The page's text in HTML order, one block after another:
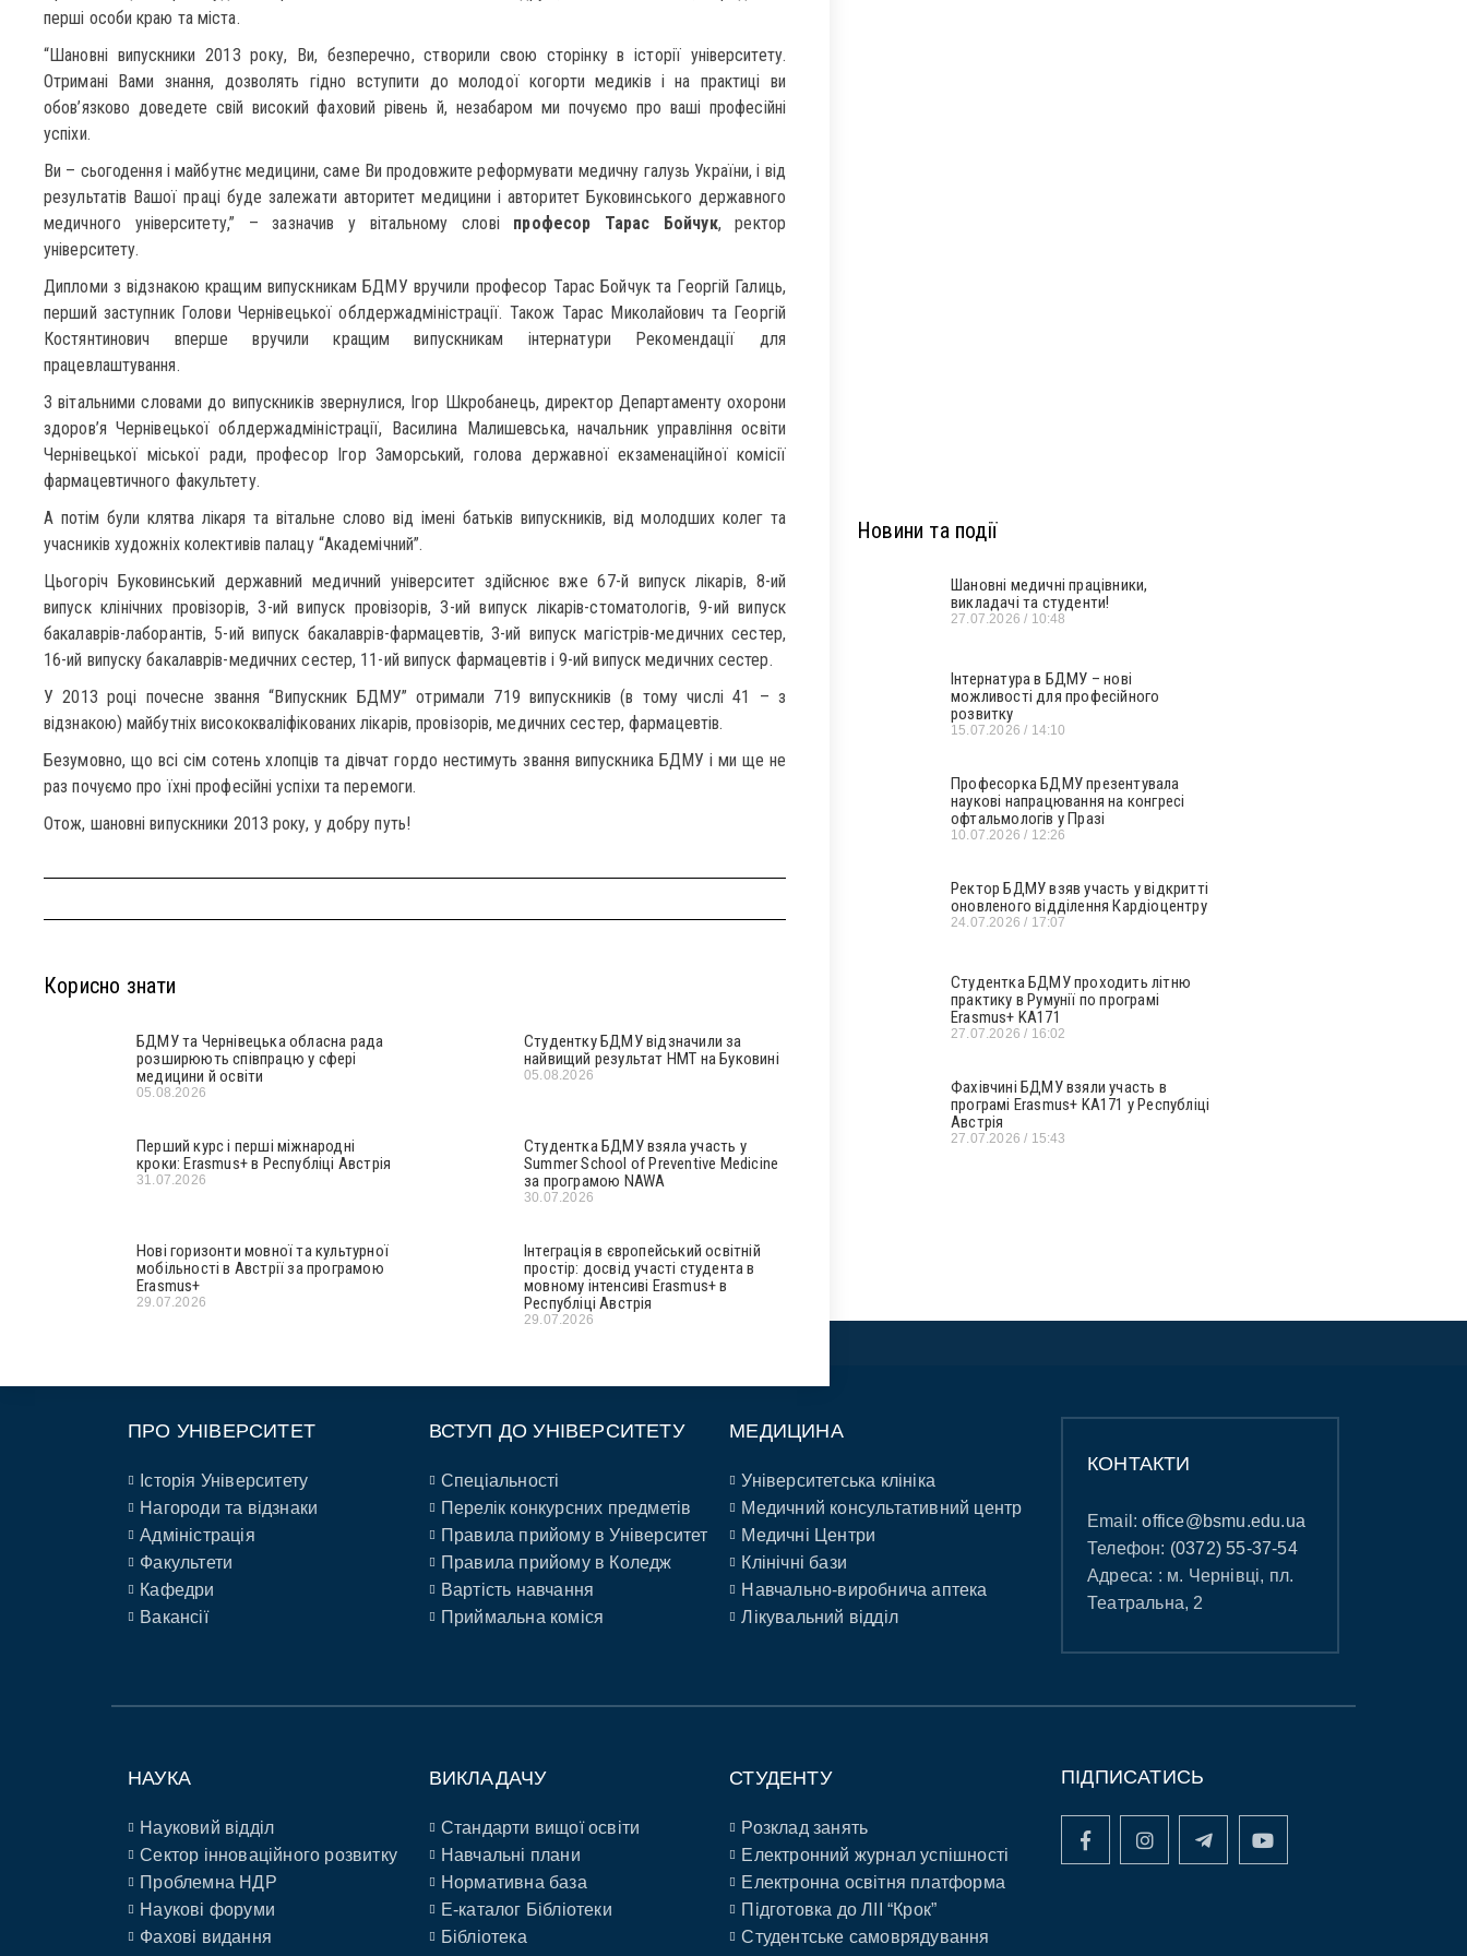
перші особи краю та міста.
“Шановні випускники 2013 року, Ви, безперечно, створили свою сторінку в історії університету.
Отримані Вами знання, дозволять гідно вступити до молодої когорти медиків і на практиці ви
обов’язково доведете свій високий фаховий рівень й, незабаром ми почуємо про ваші професійні
успіхи.
Ви – сьогодення і майбутнє медицини, саме Ви продовжите реформувати медичну галузь України, і від
результатів Вашої праці буде залежати авторитет медицини і авторитет Буковинського державного
медичного університету,” – зазначив у вітальному слові професор Тарас Бойчук, ректор
університету.
Дипломи з відзнакою кращим випускникам БДМУ вручили професор Тарас Бойчук та Георгій Галиць,
перший заступник Голови Чернівецької облдержадміністрації. Також Тарас Миколайович та Георгій
Костянтинович вперше вручили кращим випускникам інтернатури Рекомендації для
працевлаштування.
З вітальними словами до випускників звернулися, Ігор Шкробанець, директор Департаменту охорони
здоров’я Чернівецької облдержадміністрації, Василина Малишевська, начальник управління освіти
Чернівецької міської ради, професор Ігор Заморський, голова державної екзаменаційної комісії
фармацевтичного факультету.
А потім були клятва лікаря та вітальне слово від імені батьків випускників, від молодших колег та
учасників художніх колективів палацу “Академічний”.
Цьогоріч Буковинський державний медичний університет здійснює вже 67-й випуск лікарів, 8-ий
випуск клінічних провізорів, 3-ий випуск провізорів, 3-ий випуск лікарів-стоматологів, 9-ий випуск
бакалаврів-лаборантів, 5-ий випуск бакалаврів-фармацевтів, 3-ий випуск магістрів-медичних сестер,
16-ий випуску бакалаврів-медичних сестер, 11-ий випуск фармацевтів і 9-ий випуск медичних сестер.
У 2013 році почесне звання “Випускник БДМУ” отримали 719 випускників (в тому числі 41 – з
відзнакою) майбутніх висококваліфікованих лікарів, провізорів, медичних сестер, фармацевтів.
Безумовно, що всі сім сотень хлопців та дівчат гордо нестимуть звання випускника БДМУ і ми ще не
раз почуємо про їхні професійні успіхи та перемоги.
Отож, шановні випускники 2013 року, у добру путь!
Корисно знати
БДМУ та Чернівецька обласна рада
розширюють співпрацю у сфері
медицини й освіти
05.08.2026
Студентку БДМУ відзначили за
найвищий результат НМТ на Буковині
05.08.2026
Перший курс і перші міжнародні
кроки: Erasmus+ в Республіці Австрія
31.07.2026
Студентка БДМУ взяла участь у
Summer School of Preventive Medicine
за програмою NAWA
30.07.2026
Нові горизонти мовної та культурної
мобільності в Австрії за програмою
Erasmus+
29.07.2026
Інтеграція в європейський освітній
простір: досвід участі студента в
мовному інтенсиві Erasmus+ в
Республіці Австрія
29.07.2026
Новини та події
Шановні медичні працівники,
викладачі та студенти!
27.07.2026 10:48
Інтернатура в БДМУ – нові
можливості для професійного
розвитку
15.07.2026 14:10
Професорка БДМУ презентувала
наукові напрацювання на конгресі
офтальмологів у Празі
10.07.2026 12:26
Ректор БДМУ взяв участь у відкритті
оновленого відділення Кардіоцентру
24.07.2026 17:07
Студентка БДМУ проходить літню
практику в Румунії по програмі
Erasmus+ KA171
27.07.2026 16:02
Фахівчині БДМУ взяли участь в
програмі Erasmus+ KA171 у Республіці
Австрія
27.07.2026 15:43
ПРО УНІВЕРСИТЕТ
Історія Університету
Нагороди та відзнаки
Адміністрація
Факультети
Кафедри
Вакансії
ВСТУП ДО УНІВЕРСИТЕТУ
Спеціальності
Перелік конкурсних предметів
Правила прийому в Університет
Правила прийому в Коледж
Вартість навчання
Приймальна коміся
МЕДИЦИНА
Університетська клініка
Медичний консультативний центр
Медичні Центри
Клінічні бази
Навчально-виробнича аптека
Лікувальний відділ
КОНТАКТИ
Email:office@bsmu.edu.ua
Телефон: (0372) 55-37-54
Адреса: : м. Чернівці, пл.
Театральна, 2
НАУКА
Науковий відділ
Сектор інноваційного розвитку
Проблемна НДР
Наукові форуми
Фахові видання
ВИКЛАДАЧУ
Стандарти вищої освіти
Навчальні плани
Нормативна база
E-каталог Бібліотеки
Бібліотека
СТУДЕНТУ
Розклад занять
Електронний журнал успішності
Електронна освітня платформа
Підготовка до ЛІІ “Крок”
Студентське самоврядування
ПІДПИСАТИСЬ